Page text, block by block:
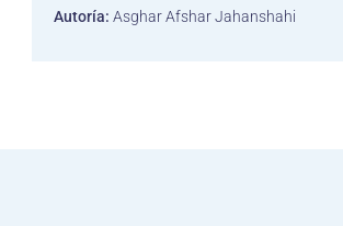
Autoría: Asghar Afshar Jahanshahi